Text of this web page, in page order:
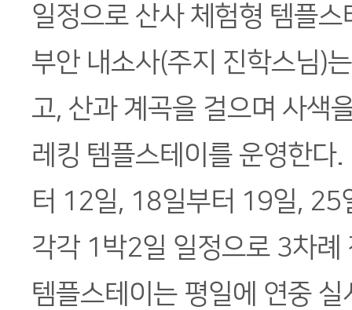
일정으로 산사 체험형 템플
부안 내소사(주지 진학스님)
고, 산과 계곡을 걸으며 사색
레킹 템플스테이를 운영한다
터 12일, 18일부터 19일, 25
각각 1박2일 일정으로 3차례
템플스테이는 평일에 연중